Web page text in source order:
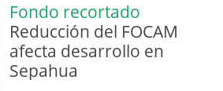
Fondo recortado
Reducción del FOCAM
afecta desarrollo en
Sepahua